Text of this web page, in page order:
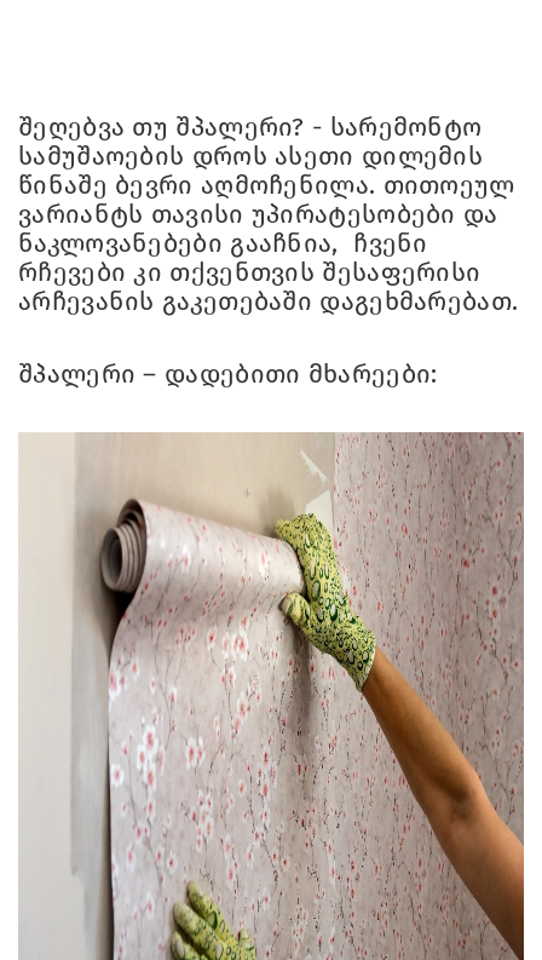
შეღებვა თუ შპალერი? - სარემონტო
სამუშაოების დროს ასეთი დილემის
წინაშე ბევრი აღმოჩენილა. თითოეულ
ვარიანტს თავისი უპირატესობები და
ნაკლოვანებები გააჩნია, ჩვენი
რჩევები კი თქვენთვის შესაფერისი
არჩევანის გაკეთებაში დაგეხმარებათ.
შპალერი – დადებითი მხარეები: